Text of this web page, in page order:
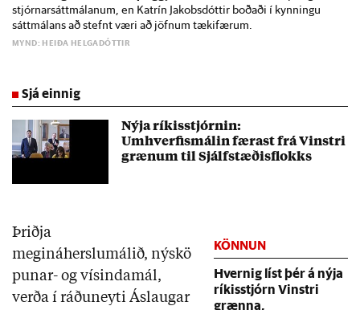
stjórnarsáttmálanum, en Katrín Jakobsdóttir boðaði í kynningu
sáttmálans að stefnt væri að jöfnum tækifærum.
MYND: HEIÐA HELGADÓTTIR
Sjá einnig
Nýja ríkisstjórnin:
Umhverfismálin færast frá Vinstri
grænum til Sjálfstæðisflokks
Hvernig líst þér á nýja
ríkisstjórn Vinstri
grænna,
Þriðja
megináherslumálið, nýskö
punar- og vísindamál,
verða í ráðuneyti Áslaugar